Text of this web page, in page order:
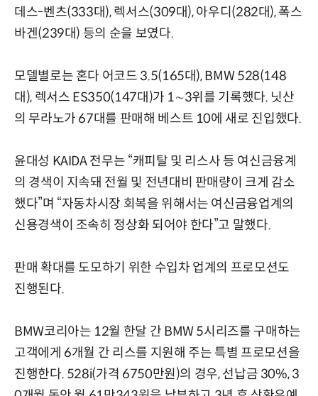
데스-벤츠(333대), 렉서스(309대), 아우디(282대), 폭스
바겐(239대) 등의 순을 보였다.
모델별로는 혼다 어코드 3.5(165대), BMW 528(148
대), 렉서스 ES350(147대)가 1∼3위를 기록했다. 닛산
의 무라노가 67대를 판매해 베스트 10에 새로 진입했다.
윤대성 KAIDA 전무는 “캐피탈 및 리스사 등 여신금융계
의 경색이 지속돼 전월 및 전년대비 판매량이 크게 감소
했다”며 “자동차시장 회복을 위해서는 여신금융업계의
신용경색이 조속히 정상화 되어야 한다”고 말했다.
판매 확대를 도모하기 위한 수입차 업계의 프로모션도
진행된다.
BMW코리아는 12월 한달 간 BMW 5시리즈를 구매하는
고객에게 6개월 간 리스를 지원해 주는 특별 프로모션을
진행한다. 528i(가격 6750만원)의 경우, 선납금 30%, 3